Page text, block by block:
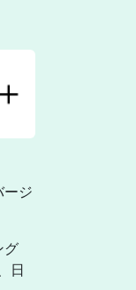
ジ
グ
日